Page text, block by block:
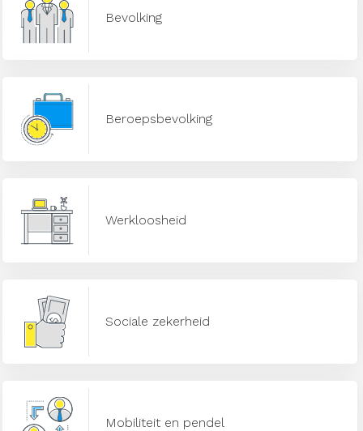
Bevolking
Beroepsbevolking
Werkloosheid
Sociale zekerheid
Mobiliteit en pendel